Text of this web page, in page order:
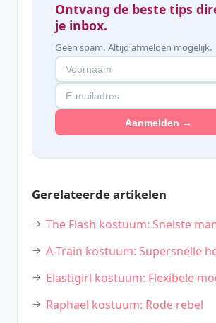
Ontvang de beste tips
je inbox.
Geen spam. Altijd afmelden mogelijk.
Aanmelden →
Gerelateerde artikelen
The Flash kostuum: Snelste
A-Train kostuum: Supersnelle
Elastigirl kostuum: Flexibele
Raphael kostuum: Rode rebel